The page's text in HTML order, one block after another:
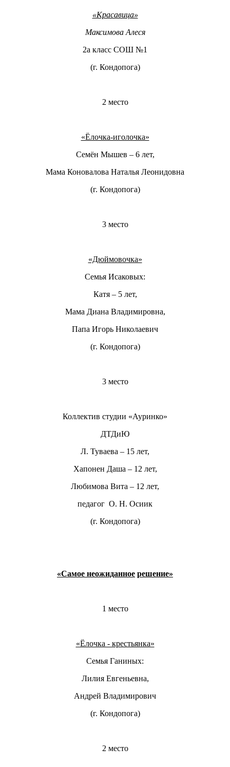
«Красавица»
Максимова Алеся
2а класс СОШ №1
(г. Кондопога)
2 место
«Ёлочка-иголочка»
Семён Мышев – 6 лет,
Мама Коновалова Наталья Леонидовна
(г. Кондопога)
3 место
«Дюймовочка»
Семья Исаковых:
Катя – 5 лет,
Мама Диана Владимировна,
Папа Игорь Николаевич
(г. Кондопога)
3 место
Коллектив студии «Ауринко»
ДТДиЮ
Л. Туваева – 15 лет,
Хапонен Даша – 12 лет,
Любимова Вита – 12 лет,
педагог О. Н. Осиик
(г. Кондопога)
«Самое неожиданное решение»
1 место
«Ёлочка - крестьянка»
Семья Ганиных:
Лилия Евгеньевна,
Андрей Владимирович
(г. Кондопога)
2 место